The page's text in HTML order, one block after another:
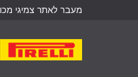
מעבר לאתר צמיגי